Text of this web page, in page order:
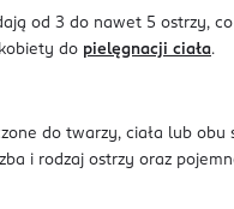
od 3 do nawet 5 ostrzy,
do pielęgnacji ciała.
do twarzy, ciała lub obu
i rodzaj ostrzy oraz